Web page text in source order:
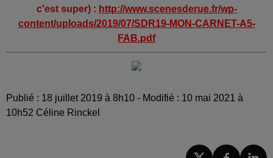
c'est super) : http://www.scenesderue.fr/wp-
content/uploads/2019/07/SDR19-MON-CARNET-A5-
FAB.pdf
Publié : 18 juillet 2019 à 8h10 - Modifié : 10 mai 2021 à
10h52 Céline Rinckel